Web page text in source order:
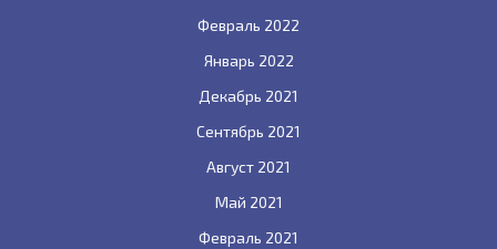
Февраль 2022
Январь 2022
Декабрь 2021
Сентябрь 2021
Август 2021
Май 2021
Февраль 2021